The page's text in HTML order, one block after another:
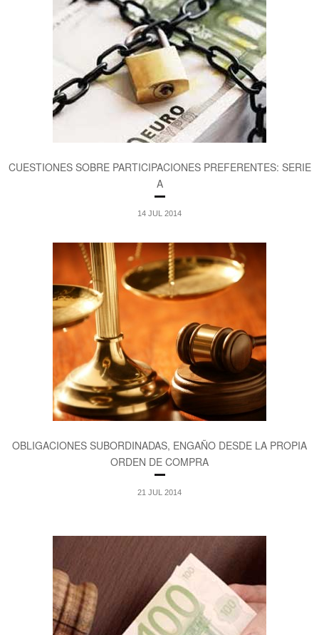
CUESTIONES SOBRE PARTICIPACIONES PREFERENTES: SERIE
A
14 JUL 2014
OBLIGACIONES SUBORDINADAS, ENGAÑO DESDE LA PROPIA
ORDEN DE COMPRA
21 JUL 2014